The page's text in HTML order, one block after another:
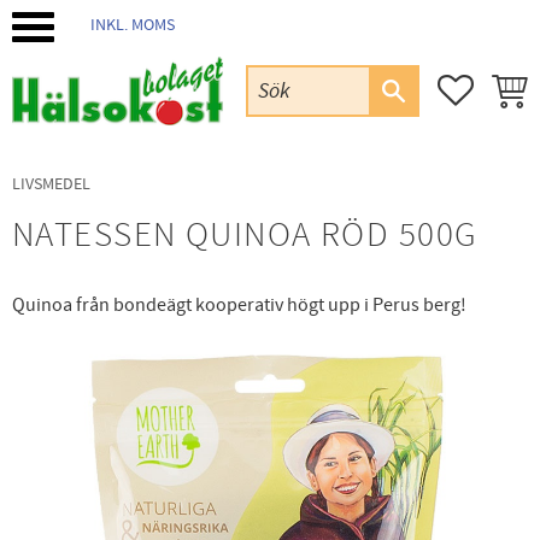
INKL. MOMS
LIVSMEDEL
NATESSEN QUINOA RÖD 500G
Quinoa från bondeägt kooperativ högt upp i Perus berg!